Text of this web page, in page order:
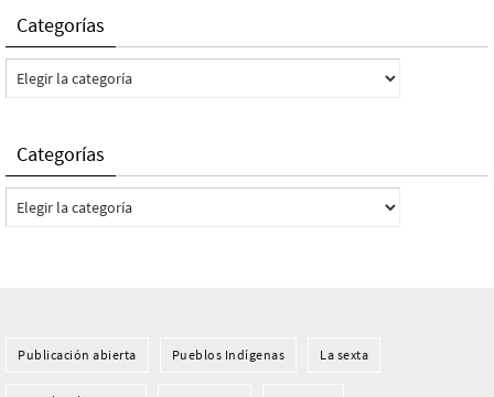
Categorías
Categorías
Categorías
Categorías
Publicación abierta Pueblos Indí­genas La sexta